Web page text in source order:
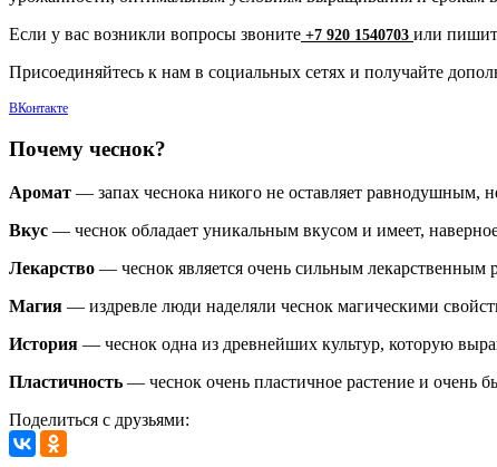
Если у вас возникли вопросы звоните +7 920 1540703 или
Присоединяйтесь к нам в социальных сетях и получайте
ВКонтакте
Почему чеснок?
Аромат — запах чеснока никого не оставляет равнодушным,
Вкус — чеснок обладает уникальным вкусом и имеет,
Лекарство — чеснок является очень сильным
Магия — издревле люди наделяли чеснок магическими
История — чеснок одна из древнейших культур, которую
Пластичность — чеснок очень пластичное растение и очень
Поделиться с друзьями: